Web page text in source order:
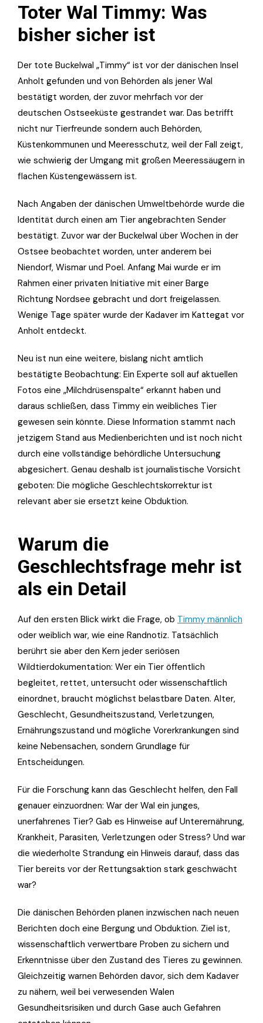
Toter Wal Timmy: Was
bisher sicher ist
Der tote Buckelwal „Timmy“ ist vor der dänischen Insel
Anholt gefunden und von Behörden als jener Wal
bestätigt worden, der zuvor mehrfach vor der
deutschen Ostseeküste gestrandet war. Das betrifft
nicht nur Tierfreunde sondern auch Behörden,
Küstenkommunen und Meeresschutz, weil der Fall zeigt,
wie schwierig der Umgang mit großen Meeressäugern in
flachen Küstengewässern ist.
Nach Angaben der dänischen Umweltbehörde wurde die
Identität durch einen am Tier angebrachten Sender
bestätigt. Zuvor war der Buckelwal über Wochen in der
Ostsee beobachtet worden, unter anderem bei
Niendorf, Wismar und Poel. Anfang Mai wurde er im
Rahmen einer privaten Initiative mit einer Barge
Richtung Nordsee gebracht und dort freigelassen.
Wenige Tage später wurde der Kadaver im Kattegat vor
Anholt entdeckt.
Neu ist nun eine weitere, bislang nicht amtlich
bestätigte Beobachtung: Ein Experte soll auf aktuellen
Fotos eine „Milchdrüsenspalte“ erkannt haben und
daraus schließen, dass Timmy ein weibliches Tier
gewesen sein könnte. Diese Information stammt nach
jetzigem Stand aus Medienberichten und ist noch nicht
durch eine vollständige behördliche Untersuchung
abgesichert. Genau deshalb ist journalistische Vorsicht
geboten: Die mögliche Geschlechtskorrektur ist
relevant aber sie ersetzt keine Obduktion.
Warum die
Geschlechtsfrage mehr ist
als ein Detail
Auf den ersten Blick wirkt die Frage, ob Timmy männlich
oder weiblich war, wie eine Randnotiz. Tatsächlich
berührt sie aber den Kern jeder seriösen
Wildtierdokumentation: Wer ein Tier öffentlich
begleitet, rettet, untersucht oder wissenschaftlich
einordnet, braucht möglichst belastbare Daten. Alter,
Geschlecht, Gesundheitszustand, Verletzungen,
Ernährungszustand und mögliche Vorerkrankungen sind
keine Nebensachen, sondern Grundlage für
Entscheidungen.
Für die Forschung kann das Geschlecht helfen, den Fall
genauer einzuordnen: War der Wal ein junges,
unerfahrenes Tier? Gab es Hinweise auf Unterernährung,
Krankheit, Parasiten, Verletzungen oder Stress? Und war
die wiederholte Strandung ein Hinweis darauf, dass das
Tier bereits vor der Rettungsaktion stark geschwächt
war?
Die dänischen Behörden planen inzwischen nach neuen
Berichten doch eine Bergung und Obduktion. Ziel ist,
wissenschaftlich verwertbare Proben zu sichern und
Erkenntnisse über den Zustand des Tieres zu gewinnen.
Gleichzeitig warnen Behörden davor, sich dem Kadaver
zu nähern, weil bei verwesenden Walen
Gesundheitsrisiken und durch Gase auch Gefahren